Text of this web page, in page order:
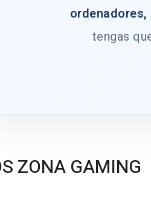
tengas
ZONA GAMING